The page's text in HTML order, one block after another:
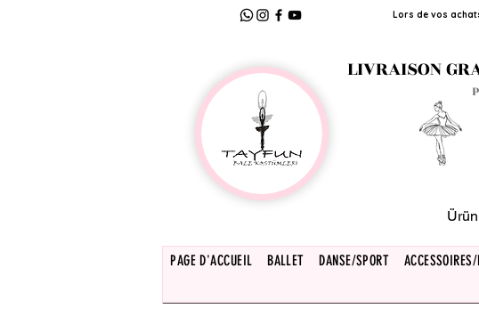
Lors de vos
LIVRAISON
PAGE D'ACCUEIL BALLET DANSE/SPORT